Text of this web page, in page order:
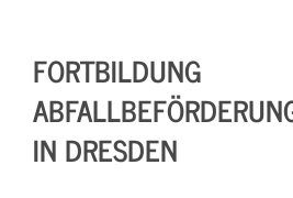
FORTBILDUNG
IN DRESDEN